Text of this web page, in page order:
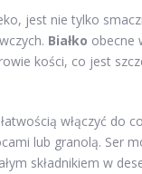
jest nie tylko
Białko obecne
kości, co jest
włączyć do
lub granolą. Ser
składnikiem w